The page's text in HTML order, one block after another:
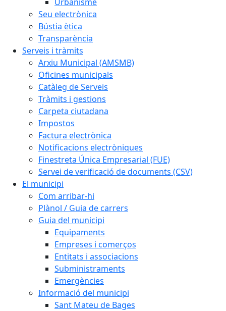
Seu electrònica
Bústia ètica
Transparència
Serveis i tràmits
Arxiu Municipal (AMSMB)
Oficines municipals
Catàleg de Serveis
Tràmits i gestions
Carpeta ciutadana
Impostos
Factura electrònica
Notificacions electròniques
Finestreta Única Empresarial (FUE)
Servei de verificació de documents (CSV)
El municipi
Com arribar-hi
Plànol / Guia de carrers
Guia del municipi
Equipaments
Empreses i comerços
Entitats i associacions
Subministraments
Emergències
Informació del municipi
Sant Mateu de Bages